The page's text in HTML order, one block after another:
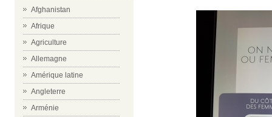
Afghanistan
Afrique
Agriculture
Allemagne
Amérique latine
Angleterre
Arménie